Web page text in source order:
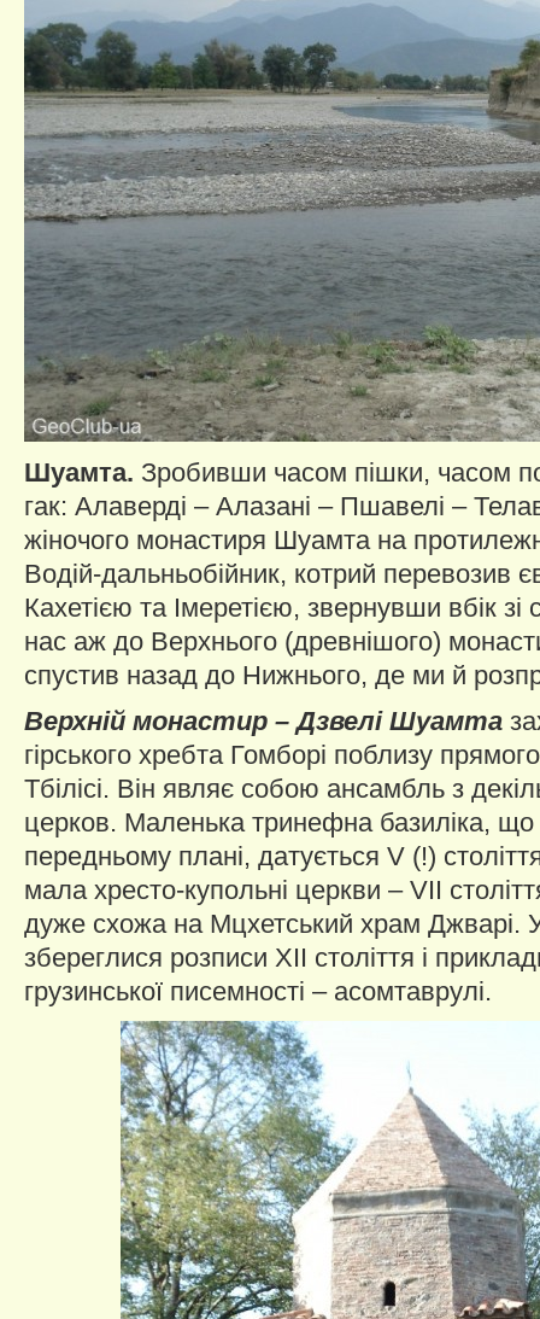
Шуамта. Зробивши часом пішки, часом
гак: Алаверді – Алазані – Пшавелі –
жіночого монастиря Шуамта на
Водій-дальньобійник, котрий перевозив
Кахетією та Імеретією, звернувши вбік зі
нас аж до Верхнього (древнішого)
спустив назад до Нижнього, де ми й
Верхній монастир – Дзвелі Шуамта
гірського хребта Гомборі поблизу
Тбілісі. Він являє собою ансамбль з
церков. Маленька тринефна базиліка, що
передньому плані, датується V (!)
мала хресто-купольні церкви – VII
дуже схожа на Мцхетський храм Джварі.
збереглися розписи XII століття і
грузинської писемності – асомтаврулі.